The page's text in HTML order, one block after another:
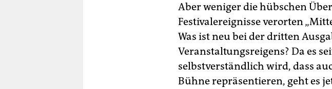
Aber weniger die hübschen
Festivalereignisse verorten
Was ist neu bei der dritten
Veranstaltungsreigens? Da es
selbstverständlich wird, dass
Bühne repräsentieren, geht es